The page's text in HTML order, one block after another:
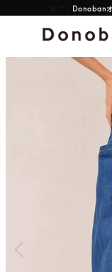
オフィシャルサ